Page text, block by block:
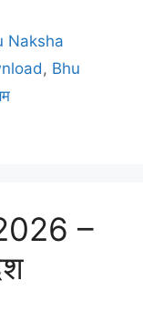
Naksha
, Bhu
–